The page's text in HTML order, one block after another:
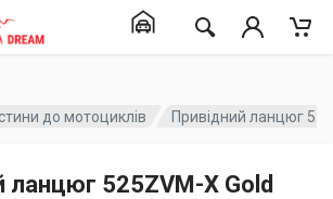
до мотоциклів Привідний ланцюг
ланцюг 525ZVM-X Gold